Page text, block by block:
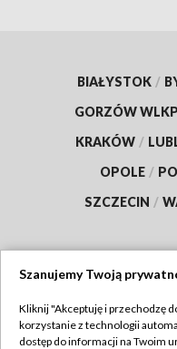
BIAŁYSTOK /
GORZÓW
KRAKÓW /
OPOLE /
SZCZECIN /
Szanujemy Twoją
Kliknij "Akceptuję i przechodzę
korzystanie z technologii
dostęp do informacji na Twoim